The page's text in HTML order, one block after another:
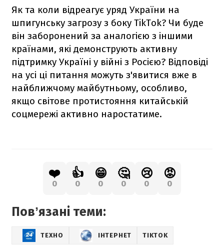
Як та коли відреагує уряд України на
шпигунську загрозу з боку TikTok? Чи буде
він заборонений за аналогією з іншими
країнами, які демонструють активну
підтримку Україні у війні з Росією? Відповіді
на усі ці питання можуть з'явитися вже в
найближчому майбутньому, особливо,
якщо світове протистояння китайській
соцмережі активно наростатиме.
❤️
0
👍
0
😁
0
🤔
0
😢
0
😡
0
Повʼязані теми:
ТЕХНО ІНТЕРНЕТ TIKTOK